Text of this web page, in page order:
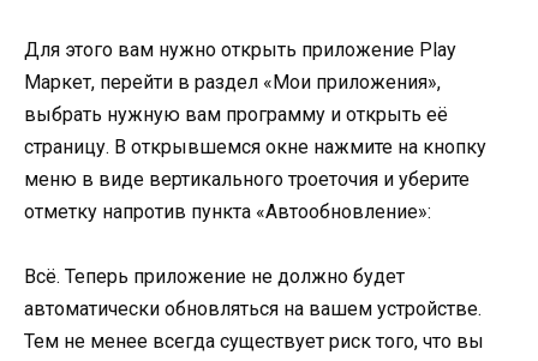
Для этого вам нужно открыть приложение Play
Маркет, перейти в раздел «Мои приложения»,
выбрать нужную вам программу и открыть её
страницу. В открывшемся окне нажмите на кнопку
меню в виде вертикального троеточия и уберите
отметку напротив пункта «Автообновление»:
Всё. Теперь приложение не должно будет
автоматически обновляться на вашем устройстве.
Тем не менее всегда существует риск того, что вы